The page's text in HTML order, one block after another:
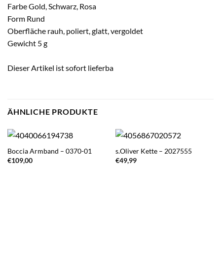
Farbe Gold, Schwarz, Rosa
Form Rund
Oberfläche rauh, poliert, glatt, vergoldet
Gewicht 5 g
Dieser Artikel ist sofort lieferba
ÄHNLICHE PRODUKTE
Boccia Armband – 0370-01
€109,00
s.Oliver Kette – 2027555
€49,99